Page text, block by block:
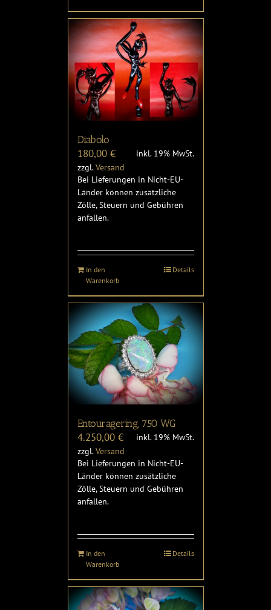
Diabolo
180,00 €
inkl. 19% MwSt.
zzgl.Versand
Bei Lieferungen in Nicht-EU-
Länder können zusätzliche
Zölle, Steuern und Gebühren
anfallen.
In den
Warenkorb
Details
Entouragering, 750 WG
4.250,00 €
inkl. 19% MwSt.
zzgl.Versand
Bei Lieferungen in Nicht-EU-
Länder können zusätzliche
Zölle, Steuern und Gebühren
anfallen.
In den
Warenkorb
Details